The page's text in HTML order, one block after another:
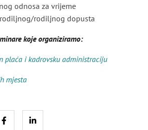
odnosa za vrijeme
rodiljnog dopusta
koje organiziramo:
plaća i kadrovsku administraciju
mjesta